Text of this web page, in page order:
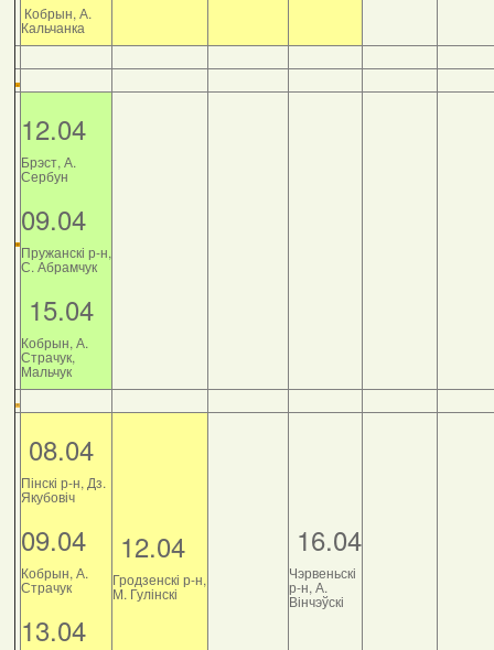
Кобрын, А.
Кальчанка
12.04
Брэст, А.
Сербун
09.04
Пружанскі р-н,
С. Абрамчук
15.04
Кобрын, А.
Страчук,
Мальчук
08.04
Пінскі р-н, Дз.
Якубовіч
09.04
Кобрын, А.
Страчук
13.04
12.04
Гродзенскі р-н,
М. Гулінскі
16.04
Чэрвеньскі
р-н, А.
Вінчэўскі